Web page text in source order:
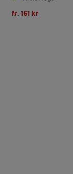
fr. 161 kr